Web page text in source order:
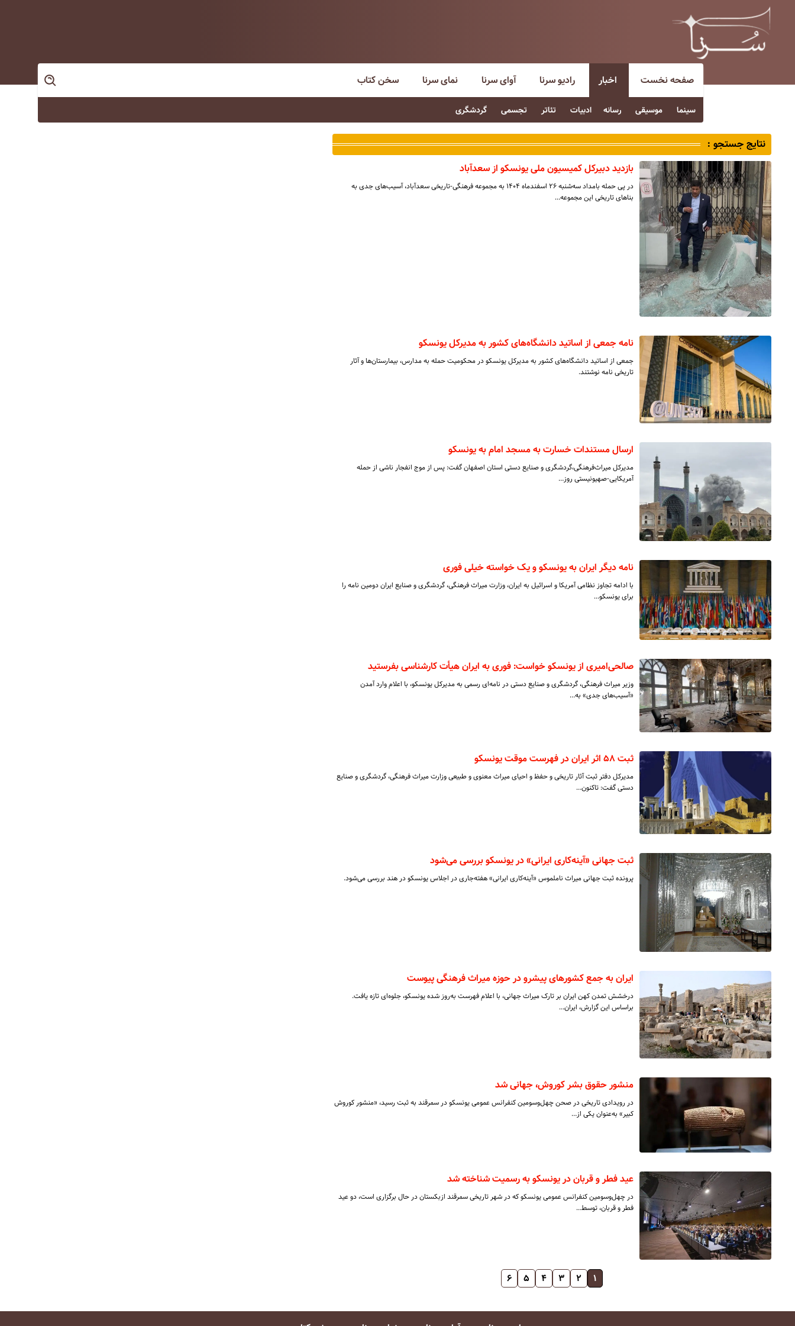
صفحه نخست اخبار
سینما موسیقی رسانه ادبیات تئاتر تجسمی گردشگری
رادیو سرنا آوای سرنا نمای سرنا سخن کتاب
نتایج جستجو :
بازدید دبیرکل کمیسیون ملی یونسکو از سعدآباد
در پی حمله بامداد سه‌شنبه ۲۶ اسفندماه ۱۴۰۴ به مجموعه فرهنگی-تاریخی سعدآباد، آسیب‌های جدی به
بناهای تاریخی این مجموعه…
نامه جمعی از اساتید دانشگاه‌های کشور به مدیرکل یونسکو
جمعی از اساتید دانشگاه‌های کشور به مدیرکل یونسکو در محکومیت حمله به مدارس، بیمارستان‌ها و آثار
تاریخی نامه نوشتند.
ارسال مستندات خسارت به مسجد امام به یونسکو
مدیرکل میراث‌فرهنگی،گردشگری و صنایع دستی استان اصفهان گفت: پس از موج انفجار ناشی از حمله
آمریکایی-صهیونیستی روز…
نامه دیگر ایران به یونسکو و یک خواسته خیلی فوری
با ادامه تجاوز نظامی آمریکا و اسرائیل به ایران، وزارت میراث فرهنگی، گردشگری و صنایع ایران دومین نامه را
برای یونسکو…
صالحی‌امیری از یونسکو خواست: فوری به ایران هیأت کارشناسی بفرستید
وزیر میراث‌ فرهنگی، گردشگری و صنایع‌ دستی در نامه‌ای رسمی به مدیرکل یونسکو، با اعلام وارد آمدن
«آسیب‌های جدی» به…
ثبت ۵۸ اثر ایران در فهرست موقت یونسکو
مدیرکل دفتر ثبت آثار تاریخی و حفظ و احیای میراث معنوی و طبیعی وزارت میراث فرهنگی، گردشگری و صنایع
دستی گفت: تاکنون…
ثبت جهانی «آینه‌کاری ایرانی» در یونسکو بررسی می‌شود
پرونده ثبت جهانی میراث ناملموس «آینه‌کاری ایرانی» هفته‌جاری در اجلاس یونسکو در هند بررسی می‌شود.
ایران به جمع کشورهای پیشرو در حوزه میراث فرهنگی پیوست
درخشش تمدن کهن ایران بر تارک میراث جهانی، با اعلام فهرست به‌روز شده یونسکو، جلوه‌ای تازه یافت.
براساس این گزارش، ایران…
منشور حقوق بشر کوروش، جهانی شد
در رویدادی تاریخی در صحن چهل‌وسومین کنفرانس عمومی یونسکو در سمرقند به ثبت رسید، «منشور کوروش
کبیر» به‌عنوان یکی از…
عید فطر و قربان در یونسکو به رسمیت شناخته شد
در چهل‌وسومین کنفرانس عمومی یونسکو که در شهر تاریخی سمرقند ازبکستان در حال برگزاری است، دو عید
فطر و قربان، توسط…
۱ ۲ ۳ ۴ ۵ ۶